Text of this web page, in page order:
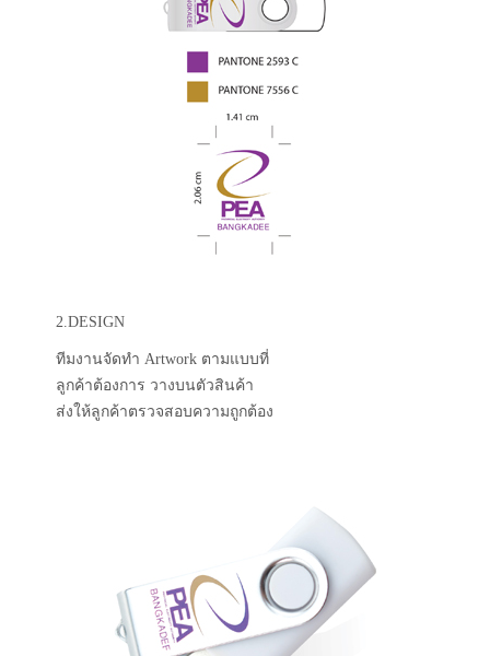
2.DESIGN
ทีมงานจัดทำ Artwork ตามแบบที่
ลูกค้าต้องการ วางบนตัวสินค้า
ส่งให้ลูกค้าตรวจสอบความถูกต้อง